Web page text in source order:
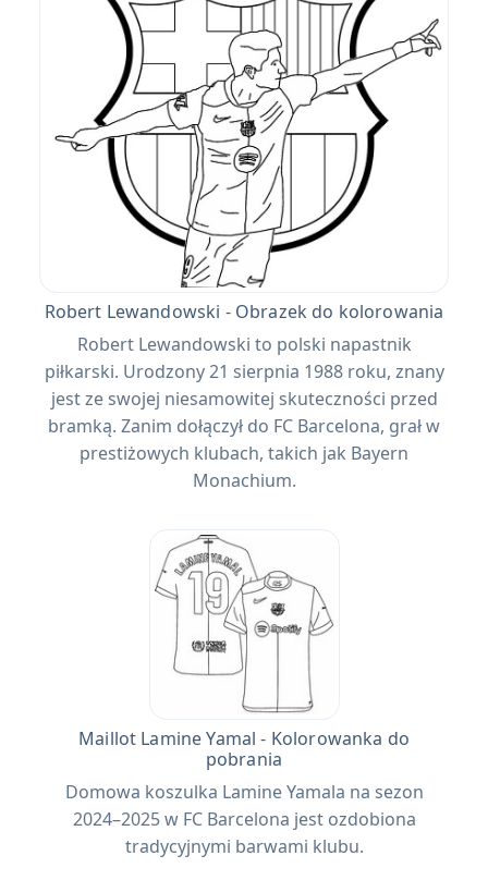
Robert Lewandowski - Obrazek do kolorowania
Robert Lewandowski to polski napastnik
piłkarski. Urodzony 21 sierpnia 1988 roku, znany
jest ze swojej niesamowitej skuteczności przed
bramką. Zanim dołączył do FC Barcelona, ​​grał w
prestiżowych klubach, takich jak Bayern
Monachium.
Maillot Lamine Yamal - Kolorowanka do
pobrania
Domowa koszulka Lamine Yamala na sezon
2024–2025 w FC Barcelona jest ozdobiona
tradycyjnymi barwami klubu.